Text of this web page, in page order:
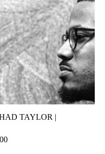
TAYLOR |